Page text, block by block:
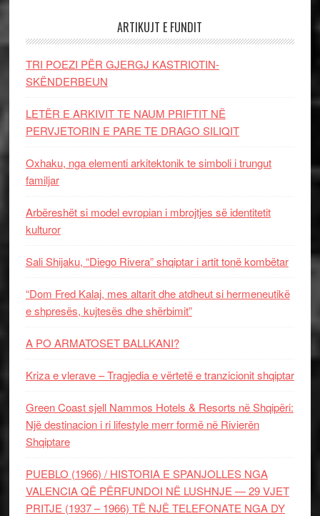
ARTIKUJT E FUNDIT
TRI POEZI PËR GJERGJ KASTRIOTIN-
SKËNDERBEUN
LETËR E ARKIVIT TE NAUM PRIFTIT NË
PERVJETORIN E PARE TE DRAGO SILIQIT
Oxhaku, nga elementi arkitektonik te simboli i trungut
familjar
Arbëreshët si model evropian i mbrojtjes së identitetit
kulturor
Sali Shijaku, “Diego Rivera” shqiptar i artit tonë kombëtar
“Dom Fred Kalaj, mes altarit dhe atdheut si hermeneutikë
e shpresës, kujtesës dhe shërbimit”
A PO ARMATOSET BALLKANI?
Kriza e vlerave – Tragjedia e vërtetë e tranzicionit shqiptar
Green Coast sjell Nammos Hotels & Resorts në Shqipëri:
Një destinacion i ri lifestyle merr formë në Rivierën
Shqiptare
PUEBLO (1966) / HISTORIA E SPANJOLLES NGA
VALENCIA QË PËRFUNDOI NË LUSHNJE — 29 VJET
PRITJE (1937 – 1966) TË NJË TELEFONATE NGA DY